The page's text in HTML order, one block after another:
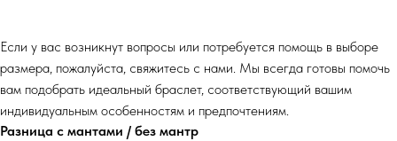
Если у вас возникнут вопросы или потребуется помощь в выборе
размера, пожалуйста, свяжитесь с нами. Мы всегда готовы помочь
вам подобрать идеальный браслет, соответствующий вашим
индивидуальным особенностям и предпочтениям.
Разница с мантами / без мантр